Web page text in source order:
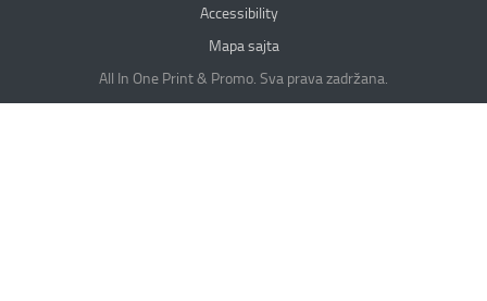
Accessibility
Mapa sajta
All In One Print & Promo. Sva prava zadržana.